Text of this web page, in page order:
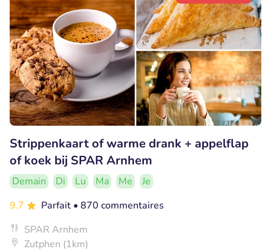
Strippenkaart of warme drank + appelflap
of koek bij SPAR Arnhem
Demain Di Lu Ma Me
Je
9.7
Parfait • 870 commentaires
SPAR Arnhem
Zutphen (1km)